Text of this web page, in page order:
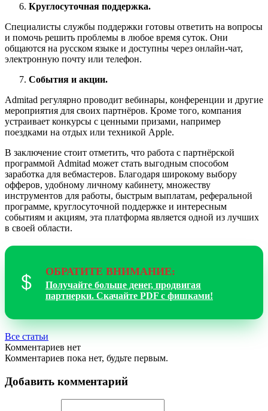
Круглосуточная поддержка.
Специалисты службы поддержки готовы ответить на вопросы
и помочь решить проблемы в любое время суток. Они
общаются на русском языке и доступны через онлайн-чат,
электронную почту или телефон.
События и акции.
Admitad регулярно проводит вебинары, конференции и другие
мероприятия для своих партнёров. Кроме того, компания
устраивает конкурсы с ценными призами, например
поездками на отдых или техникой Apple.
В заключение стоит отметить, что работа с партнёрской
программой Admitad может стать выгодным способом
заработка для вебмастеров. Благодаря широкому выбору
офферов, удобному личному кабинету, множеству
инструментов для работы, быстрым выплатам, реферальной
программе, круглосуточной поддержке и интересным
событиям и акциям, эта платформа является одной из лучших
в своей области.
ОБРАТИТЕ ВНИМАНИЕ:
Получайте больше денег, продвигая
партнерки. Скачайте PDF c фишками!
Все статьи
Комментариев нет
Комментариев пока нет, будьте первым.
Добавить комментарий